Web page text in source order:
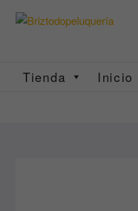
Tienda Inicio